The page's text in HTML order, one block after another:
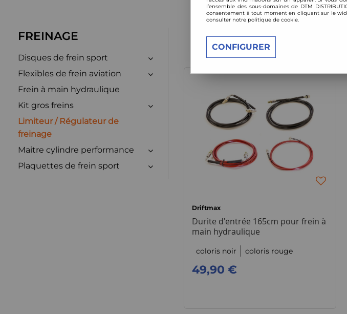
FREINAGE
Disques de frein sport
Flexibles de frein aviation
Frein à main hydraulique
Kit gros freins
Limiteur / Régulateur de
freinage
Maitre cylindre performance
Plaquettes de frein sport
Driftmax
Durite d'entrée 165cm pour frein à
main hydraulique
coloris noir coloris rouge
49,90 €
l’ensemble des sous-domaines de DTM
consentement à tout moment en cliquant sur le
consulter notre politique de cookie.
CONFIGURER